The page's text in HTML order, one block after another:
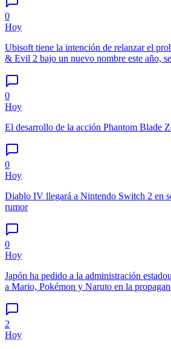
0
Hoy
Ubisoft tiene la intención de relanzar el
& Evil 2 bajo un nuevo nombre este año,
0
Hoy
El desarrollo de la acción Phantom Blade
0
Hoy
Diablo IV llegará a Nintendo Switch 2 en
rumor
0
Hoy
Japón ha pedido a la administración
a Mario, Pokémon y Naruto en la
2
Hoy